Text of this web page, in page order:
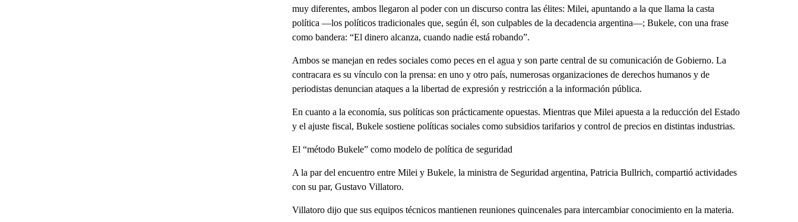
muy diferentes, ambos llegaron al poder con un discurso contra las élites: Milei, apuntando a la que llama la casta
política —los políticos tradicionales que, según él, son culpables de la decadencia argentina—; Bukele, con una frase
como bandera: “El dinero alcanza, cuando nadie está robando”.
Ambos se manejan en redes sociales como peces en el agua y son parte central de su comunicación de Gobierno. La
contracara es su vínculo con la prensa: en uno y otro país, numerosas organizaciones de derechos humanos y de
periodistas denuncian ataques a la libertad de expresión y restricción a la información pública.
En cuanto a la economía, sus políticas son prácticamente opuestas. Mientras que Milei apuesta a la reducción del Estado
y el ajuste fiscal, Bukele sostiene políticas sociales como subsidios tarifarios y control de precios en distintas industrias.
El “método Bukele” como modelo de política de seguridad
A la par del encuentro entre Milei y Bukele, la ministra de Seguridad argentina, Patricia Bullrich, compartió actividades
con su par, Gustavo Villatoro.
Villatoro dijo que sus equipos técnicos mantienen reuniones quincenales para intercambiar conocimiento en la materia.